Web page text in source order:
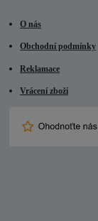
O nás
Obchodní podmínky
Reklamace
Vrácení zboží